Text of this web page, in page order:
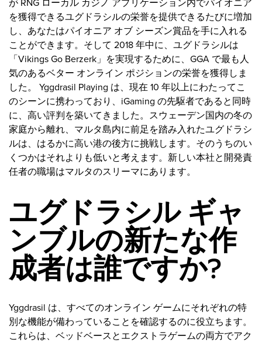
が RNG ローカル カジノ アプリケーション内でパイオニア
を獲得できるユグドラシルの栄誉を提供できるたびに増加
し、あなたはパイオニア オブ シーズン賞品を手に入れる
ことができます。そして 2018 年中に、ユグドラシルは
「Vikings Go Berzerk」を実現するために、GGA で最も人
気のあるベター オンライン ポジションの栄誉を獲得しま
した。 Yggdrasil Playing は、現在 10 年以上にわたってこ
のシーンに携わっており、iGaming の先駆者であると同時
に、高い評判を築いてきました。スウェーデン国内の冬の
家庭から離れ、マルタ島内に前足を踏み入れたユグドラシ
ルは、はるかに高い港の後方に挑戦します。そのうちのい
くつかはそれよりも低いと考えます。新しい本社と開発責
任者の職場はマルタのスリーマにあります。
ユグドラシル ギャ
ンブルの新たな作
成者は誰ですか?
Yggdrasil は、すべてのオンライン ゲームにそれぞれの特
別な機能が備わっていることを確認するのに役立ちます。
これらは、ベッドベースとエクストラゲームの両方でアク